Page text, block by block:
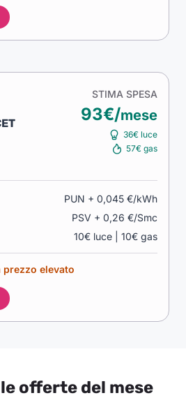
STIMA SPESA
93€/mese
36€ luce
57€ gas
PUN + 0,045 €/kWh
PSV + 0,26 €/Smc
10€ luce | 10€ gas
prezzo elevato
offerte del mese